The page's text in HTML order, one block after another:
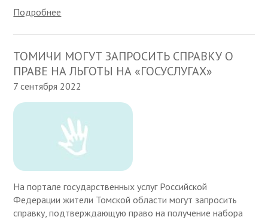
Подробнее
ТОМИЧИ МОГУТ ЗАПРОСИТЬ СПРАВКУ О
ПРАВЕ НА ЛЬГОТЫ НА «ГОСУСЛУГАХ»
7 сентября 2022
На портале государственных услуг Российской
Федерации жители Томской области могут запросить
справку, подтверждающую право на получение набора